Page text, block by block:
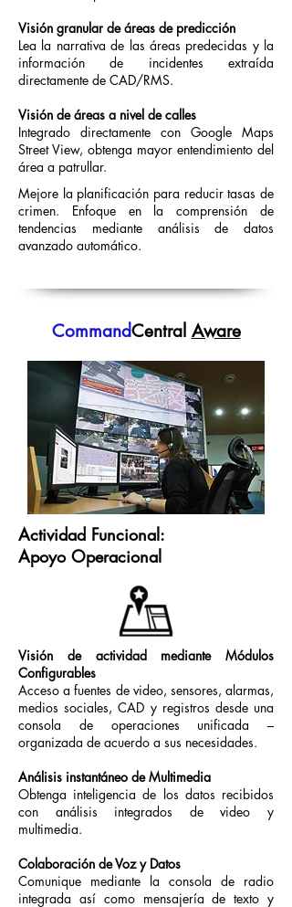
Visión granular de áreas de predicción
Lea la narrativa de las áreas predecidas y la
información de incidentes extraída
directamente de CAD/RMS.
Visión de áreas a nivel de calles
Integrado directamente con Google Maps
Street View, obtenga mayor entendimiento del
área a patrullar.
Mejore la planificación para reducir tasas de
crimen. Enfoque en la comprensión de
tendencias mediante análisis de datos
avanzado automático.
CommandCentral Aware
Actividad Funcional:
Apoyo Operacional
Visión de actividad mediante Módulos
Configurables
Acceso a fuentes de video, sensores, alarmas,
medios sociales, CAD y registros desde una
consola de operaciones unificada –
organizada de acuerdo a sus necesidades.
Análisis instantáneo de Multimedia
Obtenga inteligencia de los datos recibidos
con análisis integrados de video y
multimedia.
Colaboración de Voz y Datos
Comunique mediante la consola de radio
integrada así como mensajería de texto y